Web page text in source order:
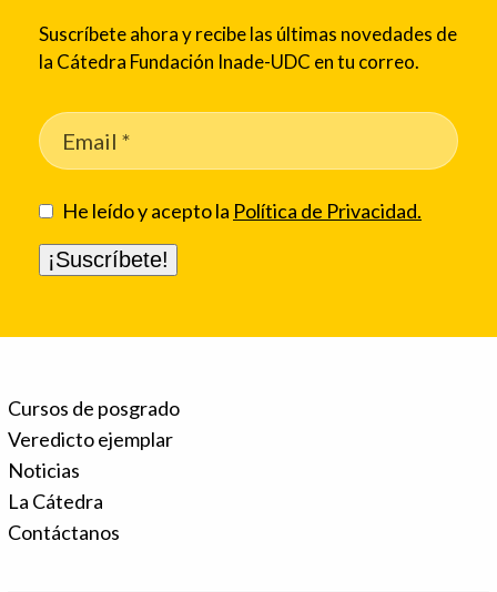
Suscríbete ahora y recibe las últimas novedades de
la Cátedra Fundación Inade-UDC en tu correo.
He leído y acepto la Política de Privacidad.
Cursos de posgrado
Veredicto ejemplar
Noticias
La Cátedra
Contáctanos